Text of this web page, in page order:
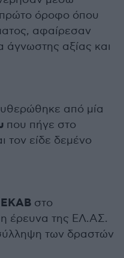
όροφο όπου
αφαίρεσαν
άγνωστης αξίας και
από μία
που πήγε στο
τον είδε δεμένο
ΕΚΑΒ στο
έρευνα της ΕΛ.ΑΣ.
των δραστών